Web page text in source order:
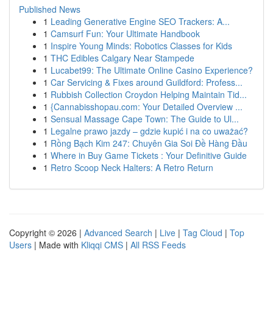
Published News
1 Leading Generative Engine SEO Trackers: A...
1 Camsurf Fun: Your Ultimate Handbook
1 Inspire Young Minds: Robotics Classes for Kids
1 THC Edibles Calgary Near Stampede
1 Lucabet99: The Ultimate Online Casino Experience?
1 Car Servicing & Fixes around Guildford: Profess...
1 Rubbish Collection Croydon Helping Maintain Tid...
1 {Cannabisshopau.com: Your Detailed Overview ...
1 Sensual Massage Cape Town: The Guide to Ul...
1 Legalne prawo jazdy – gdzie kupić i na co uważać?
1 Rồng Bạch Kim 247: Chuyên Gia Soi Đề Hàng Đầu
1 Where in Buy Game Tickets : Your Definitive Guide
1 Retro Scoop Neck Halters: A Retro Return
Copyright © 2026 | Advanced Search | Live | Tag Cloud | Top
Users | Made with Kliqqi CMS | All RSS Feeds